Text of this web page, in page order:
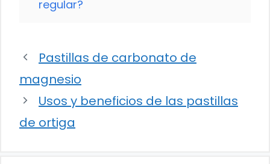
regular?
Pastillas de carbonato de
magnesio
Usos y beneficios de las pastillas
de ortiga